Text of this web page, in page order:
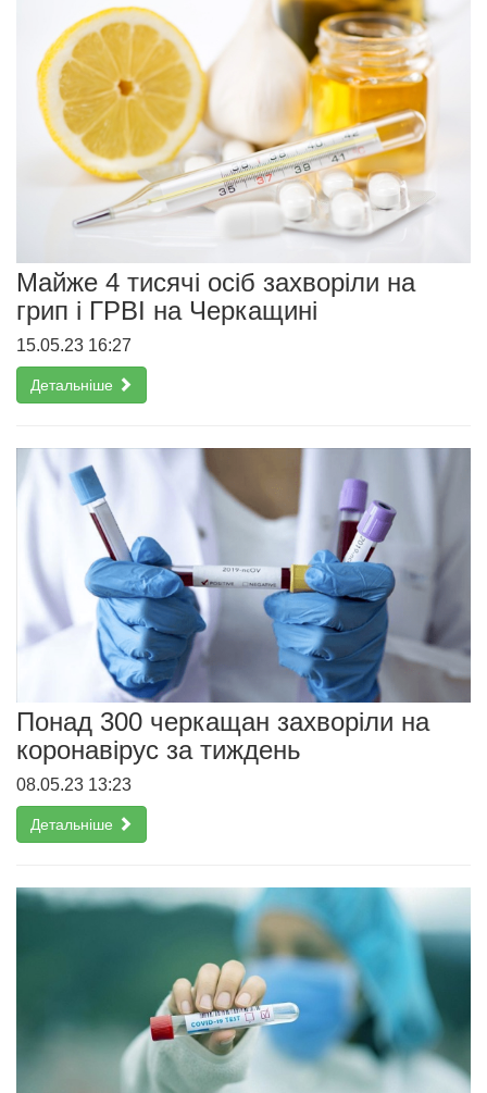
Майже 4 тисячі осіб захворіли на
грип і ГРВІ на Черкащині
15.05.23 16:27
Детальніше
Понад 300 черкащан захворіли на
коронавірус за тиждень
08.05.23 13:23
Детальніше